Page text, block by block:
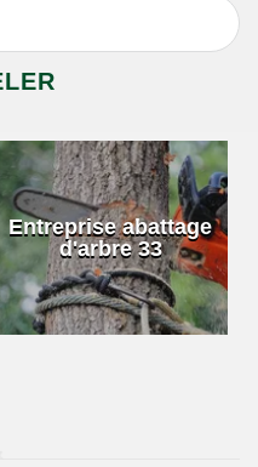
Entreprise abattage
d'arbre 33